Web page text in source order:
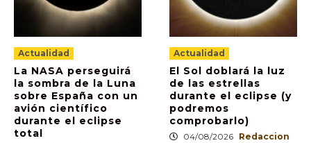
Actualidad
La NASA perseguirá
la sombra de la Luna
sobre España con un
avión científico
durante el eclipse
total
Actualidad
El Sol doblará la luz
de las estrellas
durante el eclipse (y
podremos
comprobarlo)
04/08/2026 Redaccion